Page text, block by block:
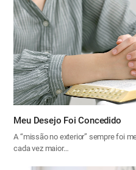
Meu Desejo Foi Concedido
A “missão no exterior” sempre foi
cada vez maior…